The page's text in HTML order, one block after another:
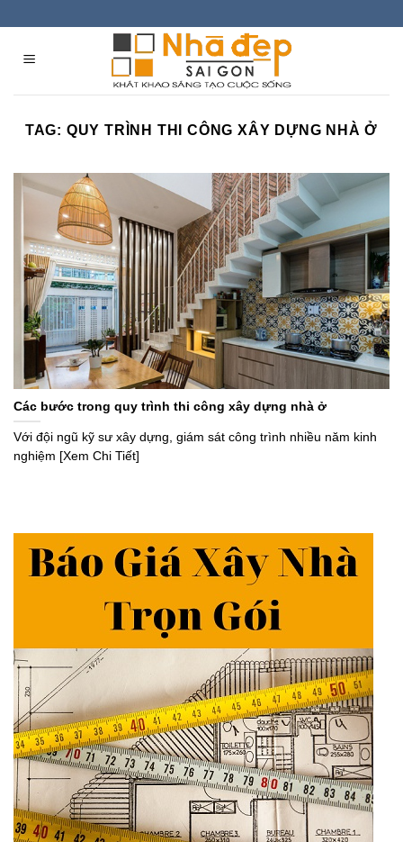
content
TAG: QUY TRÌNH THI CÔNG XÂY DỰNG NHÀ Ở
Các bước trong quy trình thi công xây dựng nhà ở
Với đội ngũ kỹ sư xây dựng, giám sát công trình nhiều năm kinh
nghiệm [Xem Chi Tiết]